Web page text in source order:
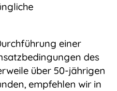
einer
des
über 50-jährigen
empfehlen wir in